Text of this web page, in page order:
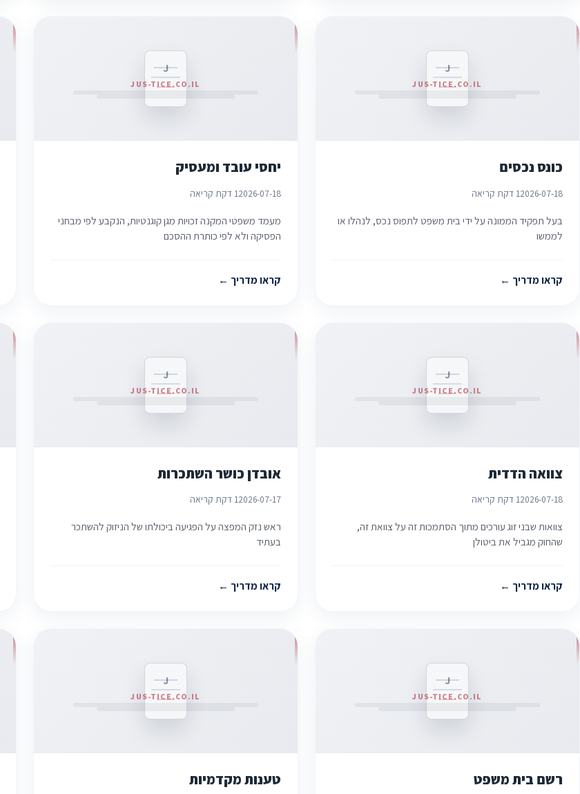
J
JUS-TICE.CO.IL
כונס נכסים
2026-07-181 דקת קריאה
בעל תפקיד הממונה על ידי בית משפט לתפוס נכס, לנהלו או
לממשו
קראו מדריך
J
JUS-TICE.CO.IL
יחסי עובד ומעסיק
2026-07-181 דקת קריאה
מעמד משפטי המקנה זכויות מגן קוגנטיות, הנקבע לפי מבחני
הפסיקה ולא לפי כותרת ההסכם
קראו מדריך
J
JUS-TICE.CO.IL
צוואה הדדית
2026-07-181 דקת קריאה
צוואות שבני זוג עורכים מתוך הסתמכות זה על צוואת זה,
שהחוק מגביל את ביטולן
קראו מדריך
J
JUS-TICE.CO.IL
אובדן כושר השתכרות
2026-07-171 דקת קריאה
ראש נזק המפצה על הפגיעה ביכולתו של הניזוק להשתכר
בעתיד
קראו מדריך
J
JUS-TICE.CO.IL
רשם בית משפט
J
JUS-TICE.CO.IL
טענות מקדמיות